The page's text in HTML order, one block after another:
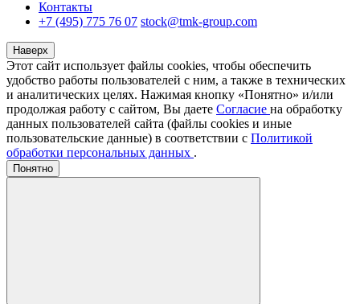
Контакты
+7 (495) 775 76 07 stock@tmk-group.com
Наверх
Этот сайт использует файлы cookies, чтобы обеспечить
удобство работы пользователей с ним, а также в технических
и аналитических целях. Нажимая кнопку «Понятно» и/или
продолжая работу с сайтом, Вы даете Согласие на обработку
данных пользователей сайта (файлы cookies и иные
пользовательские данные) в соответствии с Политикой
обработки персональных данных .
Понятно